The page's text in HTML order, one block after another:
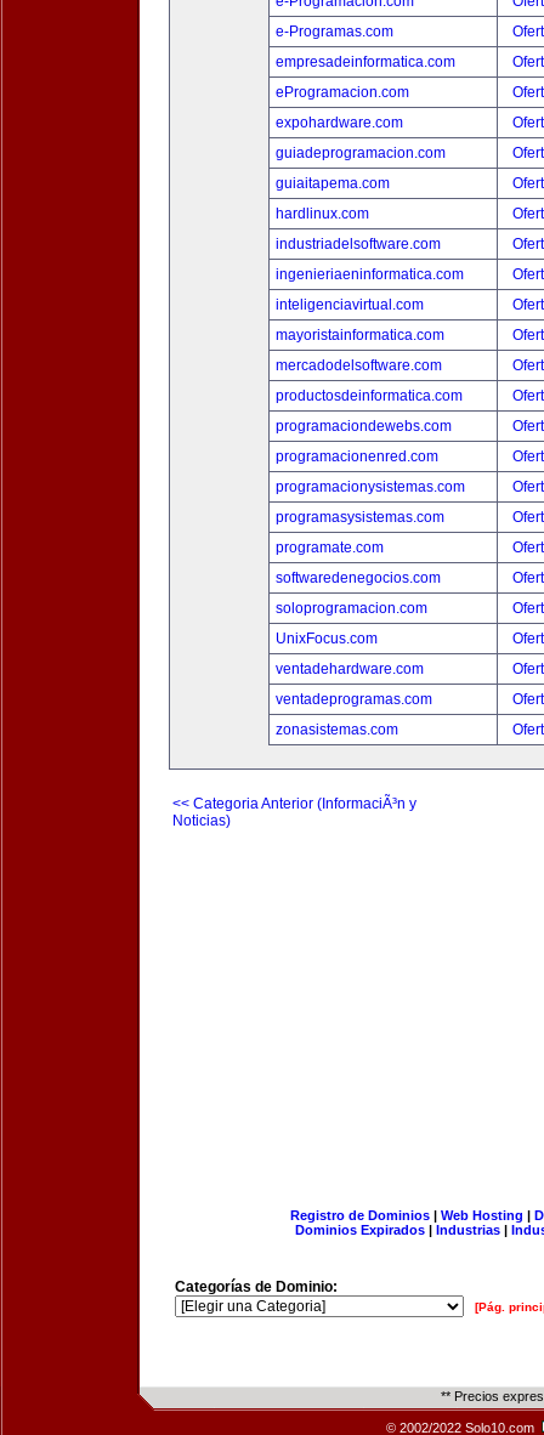
e-Programas.com
empresadeinformatica.com
eProgramacion.com
expohardware.com
guiadeprogramacion.com
guiaitapema.com
hardlinux.com
industriadelsoftware.com
ingenieriaeninformatica.com
inteligenciavirtual.com
mayoristainformatica.com
mercadodelsoftware.com
productosdeinformatica.com
programaciondewebs.com
programacionenred.com
programacionysistemas.com
programasysistemas.com
programate.com
softwaredenegocios.com
soloprogramacion.com
UnixFocus.com
ventadehardware.com
ventadeprogramas.com
zonasistemas.com
<< Categoria Anterior (InformaciÃ³n y
Noticias)
Registro de Dominios| Web Hosting |
Dominios Expirados | Industrias |
Categorías de Dominio:
[Pág.
** Precios
© 2002/2022 Solo10.com